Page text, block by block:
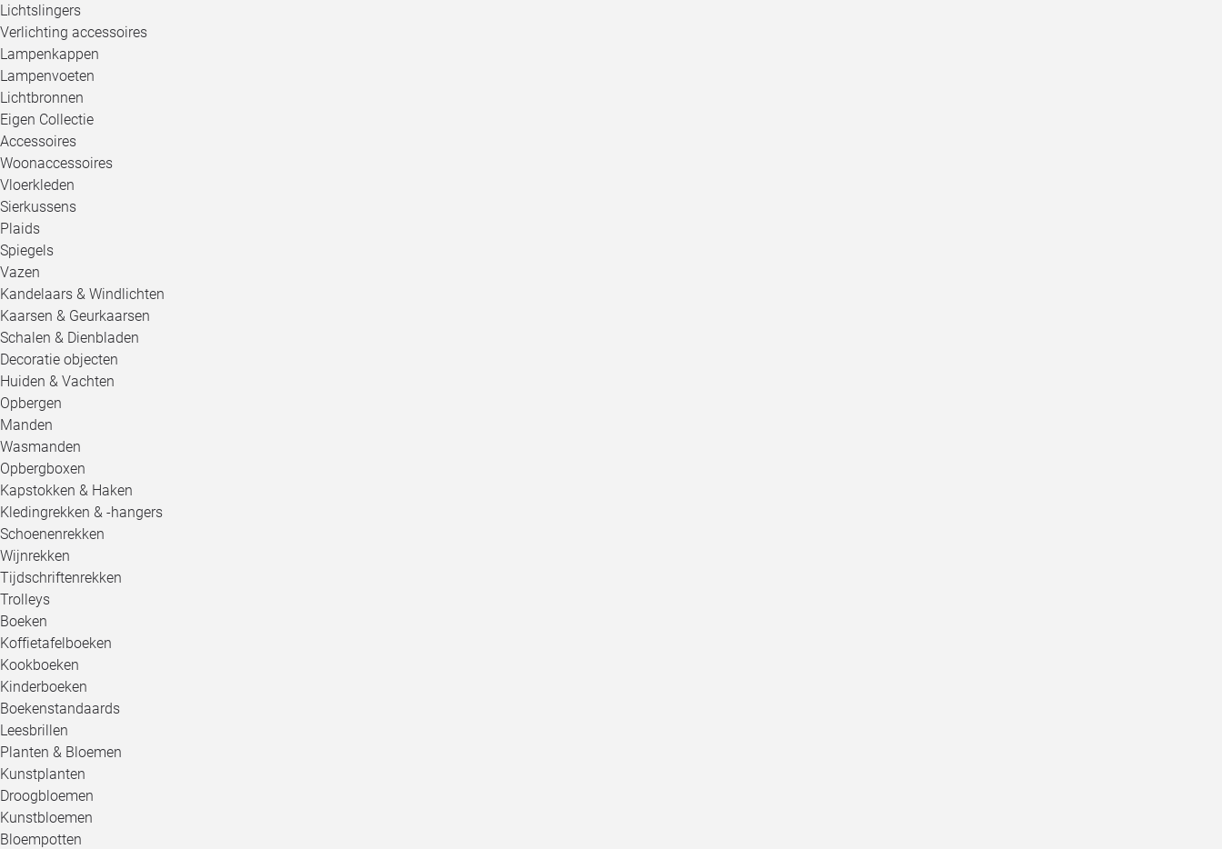
Lichtslingers
Verlichting accessoires
Lampenkappen
Lampenvoeten
Lichtbronnen
Eigen Collectie
Accessoires
Woonaccessoires
Vloerkleden
Sierkussens
Plaids
Spiegels
Vazen
Kandelaars & Windlichten
Kaarsen & Geurkaarsen
Schalen & Dienbladen
Decoratie objecten
Huiden & Vachten
Opbergen
Manden
Wasmanden
Opbergboxen
Kapstokken & Haken
Kledingrekken & -hangers
Schoenenrekken
Wijnrekken
Tijdschriftenrekken
Trolleys
Boeken
Koffietafelboeken
Kookboeken
Kinderboeken
Boekenstandaards
Leesbrillen
Planten & Bloemen
Kunstplanten
Droogbloemen
Kunstbloemen
Bloempotten